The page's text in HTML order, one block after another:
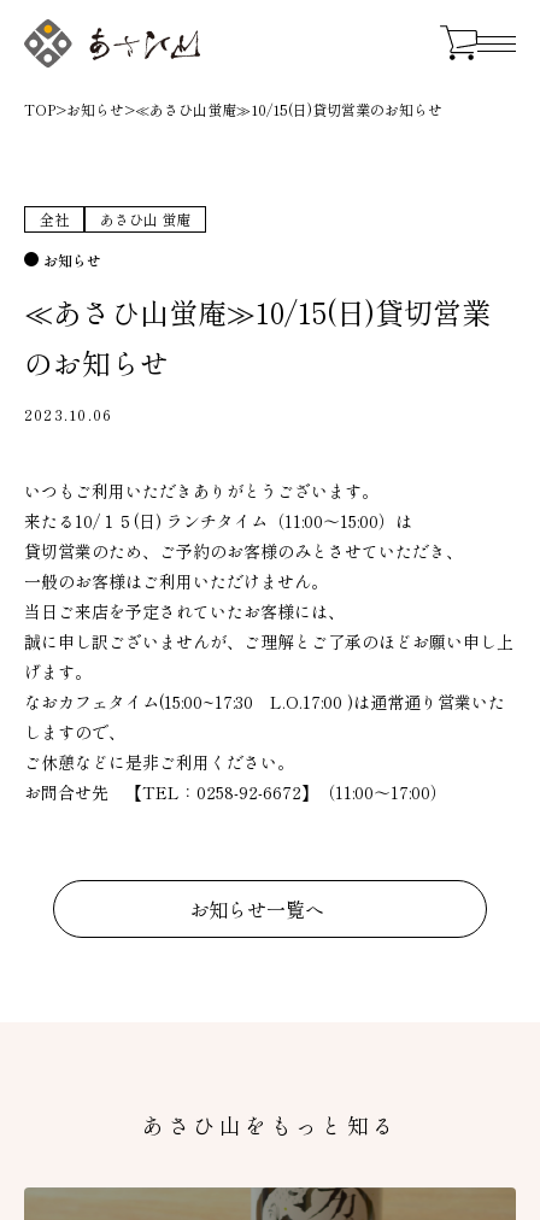
TOP>お知らせ>≪あさひ山蛍庵≫10/15(日)貸切営業のお知らせ
全社
あさひ山 蛍庵
お知らせ
≪あさひ山蛍庵≫10/15(日)貸切営業
のお知らせ
2023.10.06
いつもご利用いただきありがとうございます。
来たる10/１５(日) ランチタイム（11:00～15:00）は
貸切営業のため、ご予約のお客様のみとさせていただき、
一般のお客様はご利用いただけません。
当日ご来店を予定されていたお客様には、
誠に申し訳ございませんが、ご理解とご了承のほどお願い申し上
げます。
なおカフェタイム(15:00~17:30 L.O.17:00 )は通常通り営業いた
しますので、
ご休憩などに是非ご利用ください。
お問合せ先 【TEL：0258-92-6672】（11:00～17:00）
お知らせ一覧へ
あさひ山をもっと知る